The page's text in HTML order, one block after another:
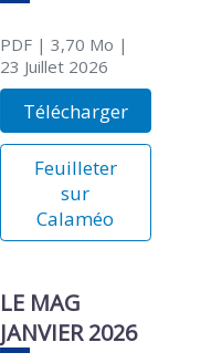
PDF| 3,70 Mo |
23 Juillet 2026
Télécharger
Feuilleter
sur
Calaméo
LE MAG
JANVIER 2026